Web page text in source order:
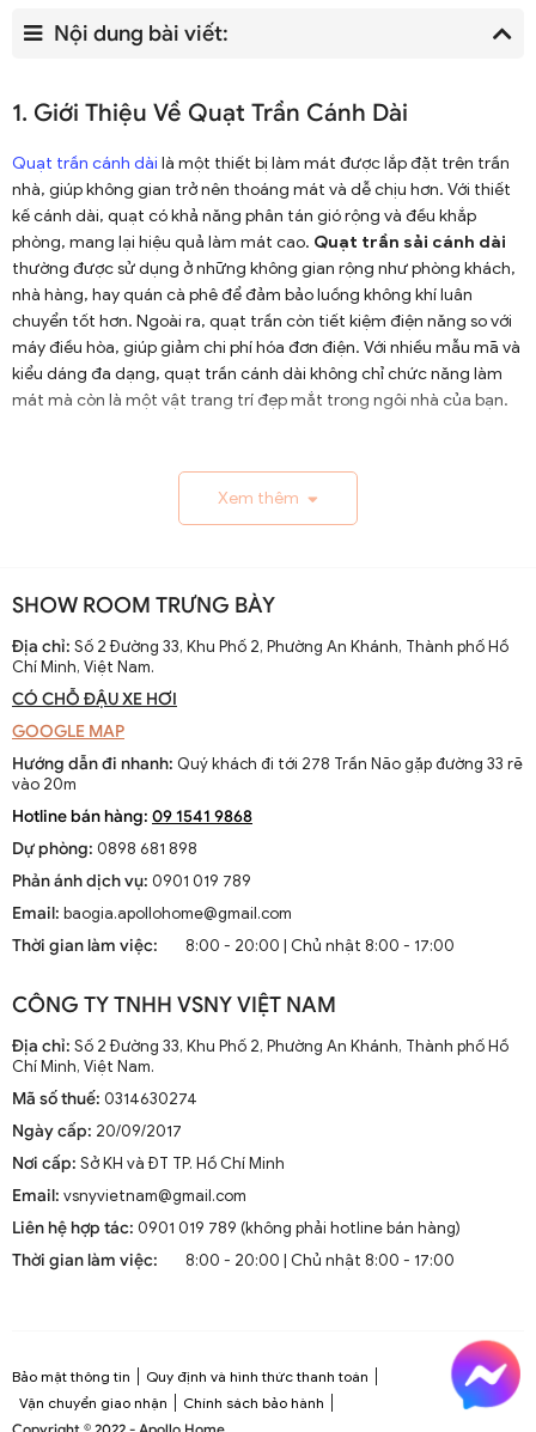
Nội dung bài viết:
1. Giới Thiệu Về Quạt Trần Cánh Dài
Quạt trần cánh dài là một thiết bị làm mát được lắp đặt trên trần
nhà, giúp không gian trở nên thoáng mát và dễ chịu hơn. Với thiết
kế cánh dài, quạt có khả năng phân tán gió rộng và đều khắp
phòng, mang lại hiệu quả làm mát cao. Quạt trần sải cánh dài
thường được sử dụng ở những không gian rộng như phòng khách,
nhà hàng, hay quán cà phê để đảm bảo luồng không khí luân
chuyển tốt hơn. Ngoài ra, quạt trần còn tiết kiệm điện năng so với
máy điều hòa, giúp giảm chi phí hóa đơn điện. Với nhiều mẫu mã và
kiểu dáng đa dạng, quạt trần cánh dài không chỉ chức năng làm
mát mà còn là một vật trang trí đẹp mắt trong ngôi nhà của bạn.
1.1. Lịch Sử và Sự Phát Triển
pháp thông gió hiệu quả ở các khu vực nhiệt đới. Ban đầu
được làm thủ công và chạy bằng điện từ pin, chúng
nhanh chóng phát triển với sự tiến bộ của công nghệ
điện.
Sự thay đổi và cải tiến qua các thập kỷ
tiến với thiết kế hiện đại, động cơ mạnh mẽ và khả năng
cứu để nâng cao hiệu suất và thẩm mỹ của sản phẩm.
Xu hướng hiện tại trên thị trường
Hiện nay, quạt trần cánh dài không chỉ là thiết bị làm mát
sống. Chúng kết hợp công nghệ tiên tiến như điều khiển
1.2. Cấu Tạo và Nguyên Lý Hoạt Động
Cấu trúc tổng thể của quạt trần cánh dài
cơ, cánh quạt, bộ điều khiển và thân quạt. Các cánh quạt
được chế tạo từ chất liệu như gỗ, kim loại hoặc
composite để đảm bảo độ bền và hiệu suất.
Nguyên lý hoạt động cơ bản
Động cơ điện làm quay các cánh quạt, tạo ra dòng không
khí tuần hoàn trong không gian phòng.
Xem thêm
SHOW ROOM TRƯNG BÀY
Địa chỉ: Số 2 Đường 33, Khu Phố 2, Phường An Khánh, Thành phố Hồ
Chí Minh, Việt Nam.
CÓ CHỖ ĐẬU XE HƠI
GOOGLE MAP
Hướng dẫn đi nhanh: Quý khách đi tới 278 Trần Não gặp đường 33 rẽ
vào 20m
Hotline bán hàng: 09 1541 9868
Dự phòng: 0898 681 898
Phản ánh dịch vụ: 0901 019 789
Email: baogia.apollohome@gmail.com
Thời gian làm việc:
8:00 - 20:00 | Chủ nhật 8:00 - 17:00
CÔNG TY TNHH VSNY VIỆT NAM
Địa chỉ: Số 2 Đường 33, Khu Phố 2, Phường An Khánh, Thành phố Hồ
Chí Minh, Việt Nam.
Mã số thuế: 0314630274
Ngày cấp: 20/09/2017
Nơi cấp: Sở KH và ĐT TP. Hồ Chí Minh
Email: vsnyvietnam@gmail.com
Liên hệ hợp tác: 0901 019 789 (không phải hotline bán hàng)
Thời gian làm việc:
8:00 - 20:00 | Chủ nhật 8:00 - 17:00
Bảo mật thông tin
Quy định và hình thức thanh toán
Vận chuyển giao nhận
Chính sách bảo hành